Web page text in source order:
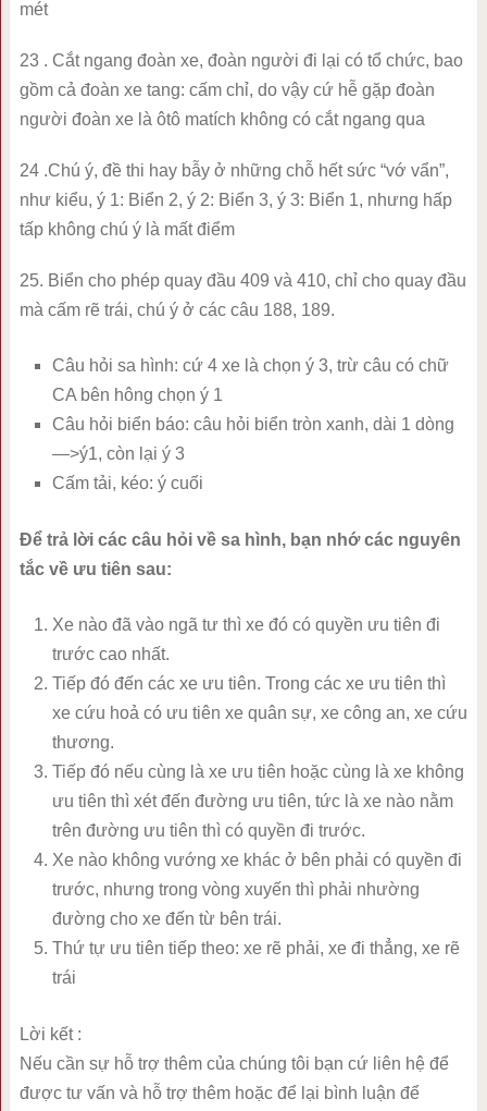
mét
23 . Cắt ngang đoàn xe, đoàn người đi lại có tổ chức, bao
gồm cả đoàn xe tang: cấm chỉ, do vậy cứ hễ gặp đoàn
người đoàn xe là ôtô matích không có cắt ngang qua
24 .Chú ý, đề thi hay bẫy ở những chỗ hết sức “vớ vẩn”,
như kiểu, ý 1: Biển 2, ý 2: Biển 3, ý 3: Biển 1, nhưng hấp
tấp không chú ý là mất điểm
25. Biển cho phép quay đầu 409 và 410, chỉ cho quay đầu
mà cấm rẽ trái, chú ý ở các câu 188, 189.
Câu hỏi sa hình: cứ 4 xe là chọn ý 3, trừ câu có chữ
CA bên hông chọn ý 1
Câu hỏi biển báo: câu hỏi biển tròn xanh, dài 1 dòng
—>ý1, còn lại ý 3
Cấm tải, kéo: ý cuối
Để trả lời các câu hỏi về sa hình, bạn nhớ các nguyên
tắc về ưu tiên sau:
Xe nào đã vào ngã tư thì xe đó có quyền ưu tiên đi
trước cao nhất.
Tiếp đó đến các xe ưu tiên. Trong các xe ưu tiên thì
xe cứu hoả có ưu tiên xe quân sự, xe công an, xe cứu
thương.
Tiếp đó nếu cùng là xe ưu tiên hoặc cùng là xe không
ưu tiên thì xét đến đường ưu tiên, tức là xe nào nằm
trên đường ưu tiên thì có quyền đi trước.
Xe nào không vướng xe khác ở bên phải có quyền đi
trước, nhưng trong vòng xuyến thì phải nhường
đường cho xe đến từ bên trái.
Thứ tự ưu tiên tiếp theo: xe rẽ phải, xe đi thẳng, xe rẽ
trái
Lời kết :
Nếu cần sự hỗ trợ thêm của chúng tôi bạn cứ liên hệ để
được tư vấn và hỗ trợ thêm hoặc để lại bình luận để